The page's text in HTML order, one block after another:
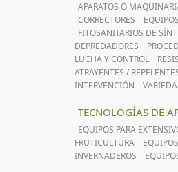
APARATOS O
CORRECTORES
FITOSANITARIOS DE
DEPREDADORES
LUCHA Y CONTROL
ATRAYENTES /
INTERVENCIÓN
TECNOLOGÍAS DE
EQUIPOS PARA
FRUTICULTURA
INVERNADEROS